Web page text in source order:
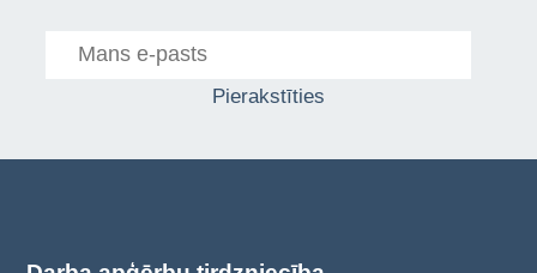
Pierakstīties